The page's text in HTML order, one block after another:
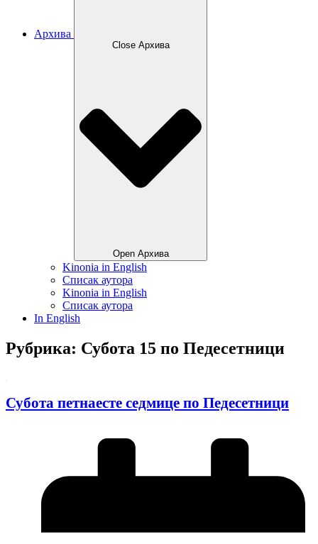
Архива
Close Архива
Open Архива
Kinonia in English
Списак аутора
Kinonia in English
Списак аутора
In English
Рубрика: Субота 15 по Педесетници
Субота петнаесте седмице по Педесетници